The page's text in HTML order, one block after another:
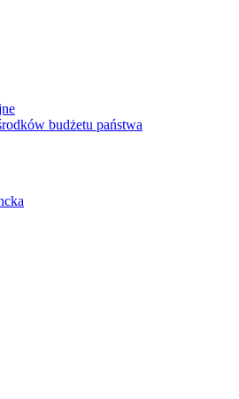
budżetu państwa